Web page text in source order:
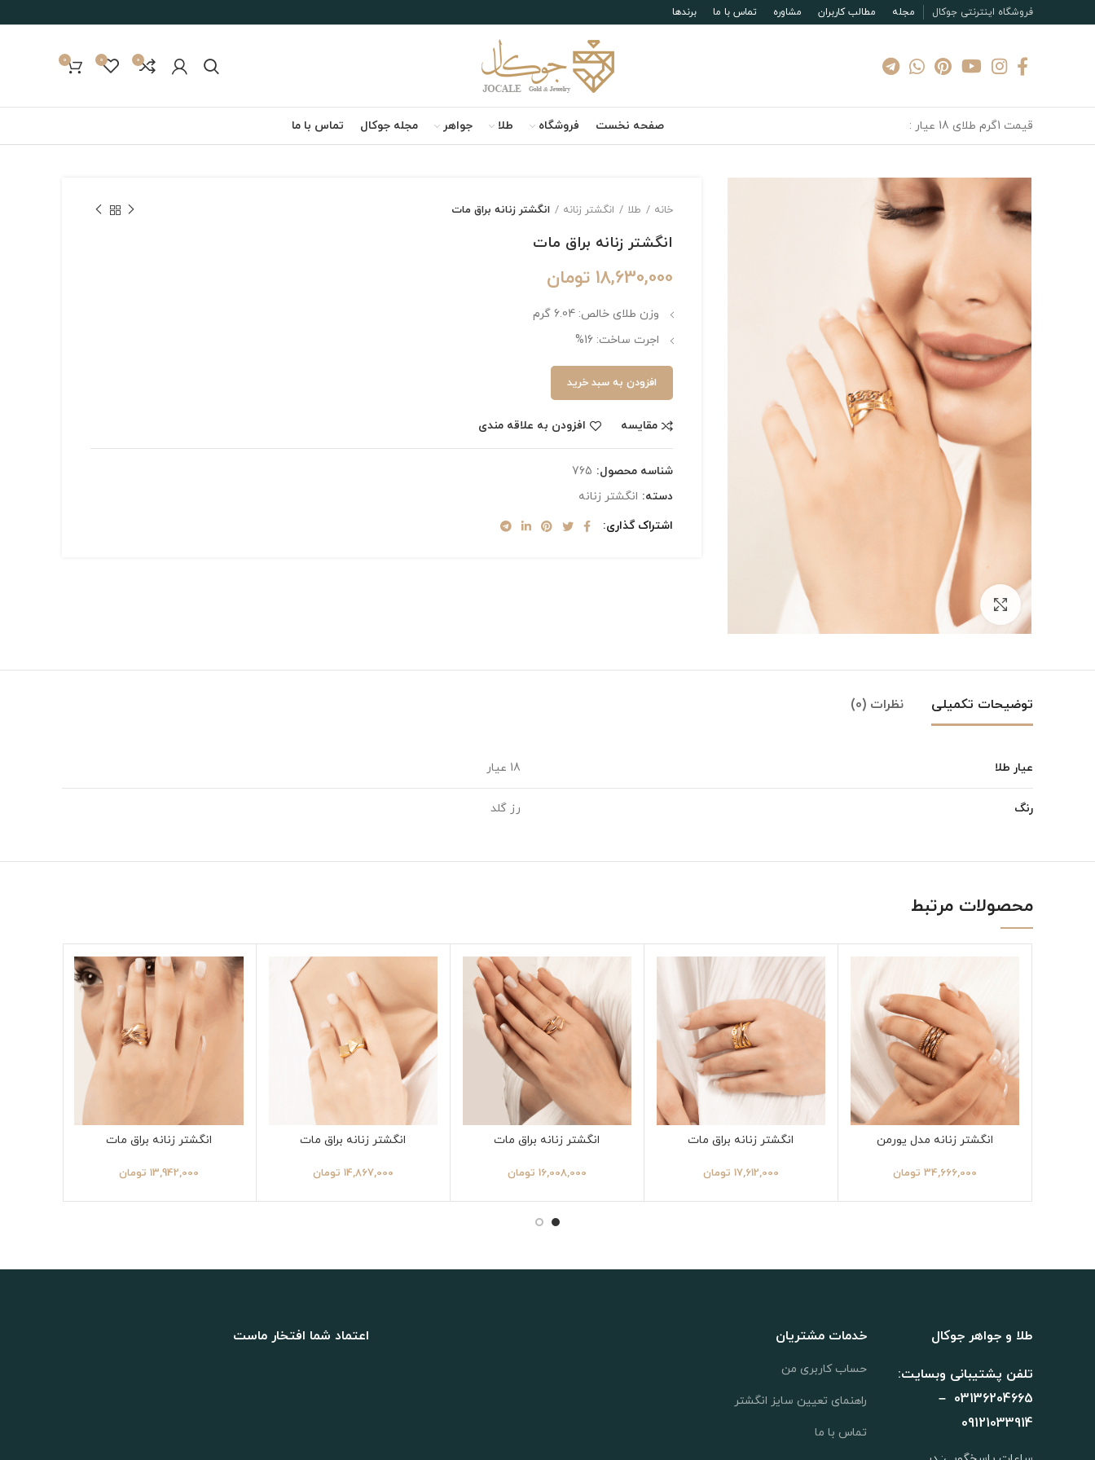
فروشگاه اینترنتی جوکال مجله مطالب کاربران مشاوره تماس با ما برندها
0
0
0
قیمت 1گرم طلای 18 عیار : صفحه نخست فروشگاه طلا جواهر مجله جوکال تماس با ما
بزرگنمایی تصویر
خانه طلا انگشتر زنانه انگشتر زنانه براق مات
انگشتر زنانه براق مات
18,630,000 تومان
وزن طلای خالص: 6.04 گرم
اجرت ساخت: 16%
افزودن به سبد خرید
مقایسه افزودن به علاقه مندی
شناسه محصول: 765
دسته: انگشتر زنانه
اشتراک گذاری
توضیحات تکمیلی نظرات (0)
عیار طلا 18 عیار
رنگ رز گلد
محصولات مرتبط
انگشتر زنانه مدل یورمن
34,666,000 تومان
انگشتر زنانه براق مات
17,612,000 تومان
انگشتر زنانه براق مات
16,008,000 تومان
انگشتر زنانه براق مات
14,867,000 تومان
انگشتر زنانه براق مات
13,942,000 تومان
طلا و جواهر جوکال
تلفن پشتیبانی وبسایت:
03136204665 –
09121033914
خدمات مشتریان
حساب کاربری من
راهنمای تعیین سایز انگشتر
تماس با ما
اعتماد شما افتخار ماست